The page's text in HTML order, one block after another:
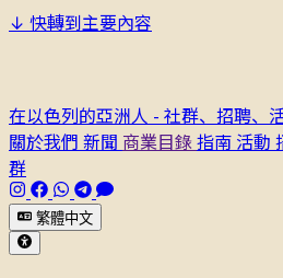
↓ 快轉到主要內容
在以色列的亞洲人 - 社群、招聘、
關於我們 新聞 商業目錄指南 活動
群
繁體中文